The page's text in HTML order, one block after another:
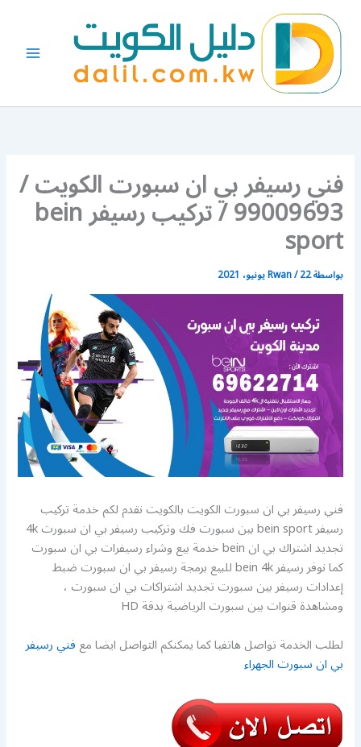
المحتوى
فني رسيفر بي ان سبورت الكويت /
99009693 / تركيب رسيفر bein
sport
بواسطة Rwan/22 يونيو، 2021
فني رسيفر بي ان سبورت الكويت بالكويت نقدم لكم خدمة تركيب
رسيفر bein sport بين سبورت فك وتركيب رسيفر بي ان سبورت 4k
تجديد اشتراك بي ان bein خدمة بيع وشراء رسيفرات بي ان سبورت
كما نوفر رسيفر bein 4k للبيع برمجة رسيفر بي ان سبورت ضبط
إعدادات رسيفر بين سبورت تجديد اشتراكات بي ان سبورت ،
ومشاهدة قنوات بين سبورت الرياضية بدقة HD
لطلب الخدمة تواصل هاتفيا كما يمكنكم التواصل ايضا معفني رسيفر
بي ان سبورت الجهراء